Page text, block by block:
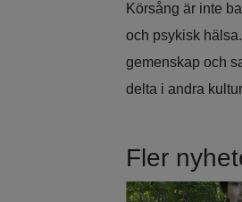
Körsång är inte
och psykisk
gemenskap och
delta i andra
Fler